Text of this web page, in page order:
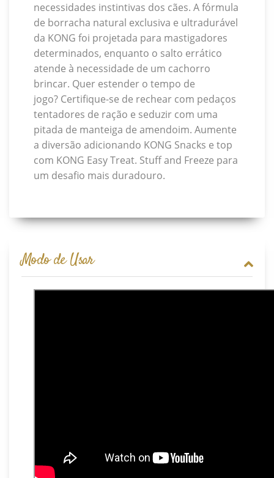
necessidades instintivas dos cães. A fórmula
de borracha natural exclusiva e ultradurável
da KONG foi projetada para mastigadores
determinados, enquanto o salto errático
atende à necessidade de um cachorro
brincar. Quer estender o tempo de
jogo? Certifique-se de rechear com pedaços
tentadores de ração e seduzir com uma
pitada de manteiga de amendoim. Aumente
a diversão adicionando KONG Snacks e top
com KONG Easy Treat. Stuff and Freeze para
um desafio mais duradouro.
Modo de Usar